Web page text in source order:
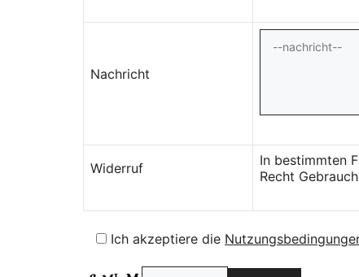
Nachricht
Widerruf
In bestimmten
Recht
Ich akzeptiere die